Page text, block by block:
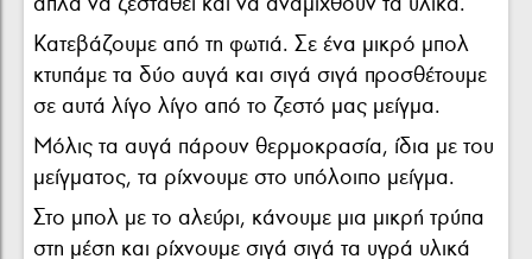
Κατεβάζουμε από τη φωτιά. Σε ένα μικρό μπολ
κτυπάμε τα δύο αυγά και σιγά σιγά προσθέτουμε
σε αυτά λίγο λίγο από το ζεστό μας μείγμα.
Μόλις τα αυγά πάρουν θερμοκρασία, ίδια με του
μείγματος, τα ρίχνουμε στο υπόλοιπο μείγμα.
Στο μπολ με το αλεύρι, κάνουμε μια μικρή τρύπα
στη μέση και ρίχνουμε σιγά σιγά τα υγρά υλικά